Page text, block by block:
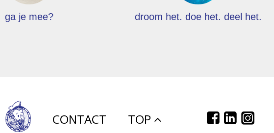
ga je mee? droom het. doe het. deel het.
CONTACT TOP